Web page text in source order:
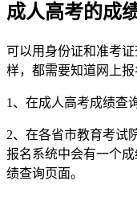
成人高考的成
可以用身份证和准考
样，都需要知道网上报
1、在成人高考成绩查
2、在各省市教育考试
报名系统中会有一个
绩查询页面。